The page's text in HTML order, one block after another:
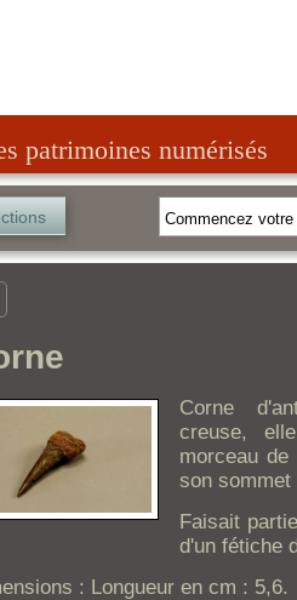
patrimoines numérisés
Corne
creuse,
morceau
son
Faisait
d'un fétiche
: Longueur en cm : 5,6.